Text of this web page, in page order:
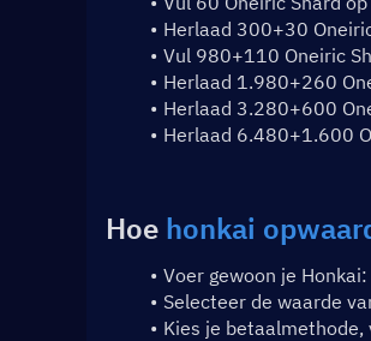
Herlaad 300+30
Vul 980+110 Oneiric
Herlaad 1.980+260
Herlaad 3.280+600
Herlaad 6.480+1.600
Hoe honkai
Voer gewoon je
Selecteer de waarde
Kies je